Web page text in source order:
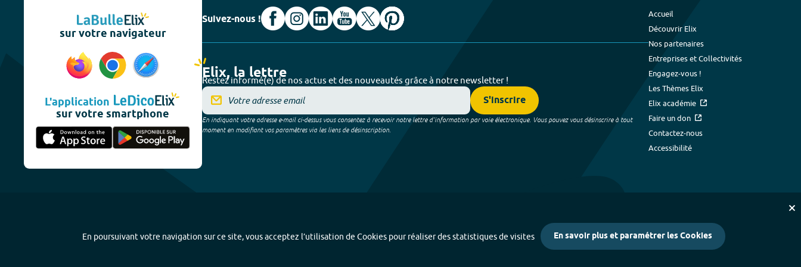
sur votre navigateur
L'application
sur votre smartphone
Suivez-nous !
Elix, la lettre
Restez informé(e) de nos actus et des nouveautés grâce à notre newsletter !
S'inscrire
En indiquant votre adresse e-mail ci-dessus vous consentez à recevoir notre lettre d’information par voie électronique. Vous pouvez vous désinscrire à tout
moment en modifiant vos paramètres via les liens de désinscription.
Accueil
Découvrir Elix
Nos partenaires
Entreprises et Collectivités
Engagez-vous !
Les Thèmes Elix
Elix académie
Faire un don
Contactez-nous
Accessibilité
En poursuivant votre navigation sur ce site, vous acceptez l’utilisation de Cookies pour réaliser des statistiques de visites En savoir plus et paramétrer les Cookies